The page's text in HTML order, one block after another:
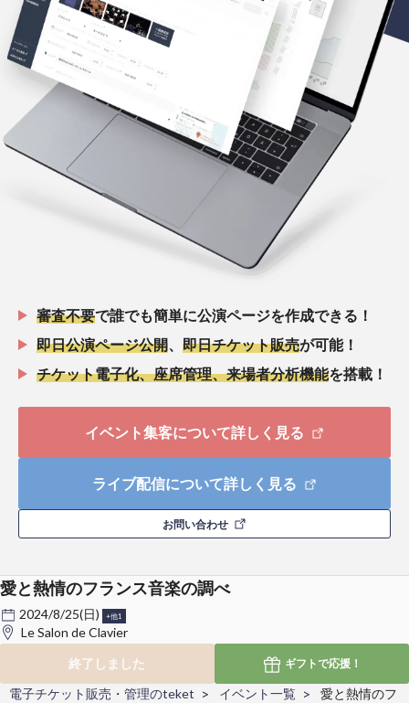
審査不要で誰でも簡単に公演ページを作成できる！
即日公演ページ公開
即日チケット販売が可能！
チケット電子化、座席管理、来場者分析機能を搭載！
イベント集客について詳しく見る
ライブ配信について詳しく見る
お問い合わせ
愛と熱情のフランス音楽の調べ
2024/8/25(日) +他1
Le Salon de Clavier
終了しました
ギフトで応援！
電子チケット販売・管理のteket イベント一覧
愛と熱情のフ